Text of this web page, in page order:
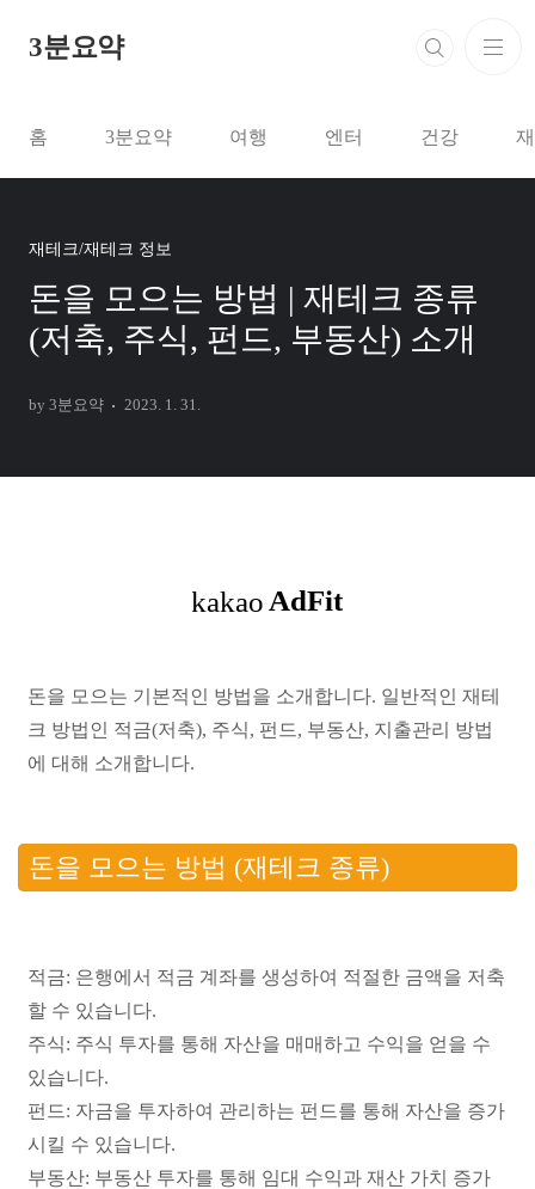
3분요약
홈 3분요약 여행 엔터 건강
재테크/재테크 정보
돈을 모으는 방법 | 재테크 종류
(저축, 주식, 펀드, 부동산) 소개
by 3분요약 2023. 1. 31.
돈을 모으는 기본적인 방법을 소개합니다. 일반적인 재테
크 방법인 적금(저축), 주식, 펀드, 부동산, 지출관리 방법
에 대해 소개합니다.
돈을 모으는 방법 (재테크 종류)
적금: 은행에서 적금 계좌를 생성하여 적절한 금액을 저축
할 수 있습니다.
주식: 주식 투자를 통해 자산을 매매하고 수익을 얻을 수
있습니다.
펀드: 자금을 투자하여 관리하는 펀드를 통해 자산을 증가
시킬 수 있습니다.
부동산: 부동산 투자를 통해 임대 수익과 재산 가치 증가